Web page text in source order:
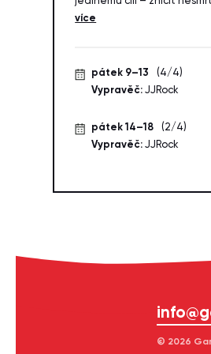
více
pátek 9–13
(4/4)
Vypravěč: JJRock
pátek 14–18
(2/4)
Vypravěč: JJRock
© 2026